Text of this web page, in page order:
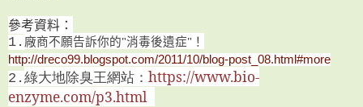
參考資料：
1. 廠商不願告訴你的"消毒後遺症" ！
http://dreco99.blogspot.com/2011/10/blog-post_08.html#more
2. 綠大地除臭王網站： https://www.bio-
enzyme.com/p3.html